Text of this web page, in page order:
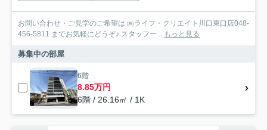
お問い合わせ・ご見学のご希望は ㈱ライフ・クリエイト川口東口店048-
456-5811 までお気軽にどうぞ♪ スタッフ一...
もっと見る
募集中の部屋
6階
8.85万円
6階 / 26.16㎡ / 1K